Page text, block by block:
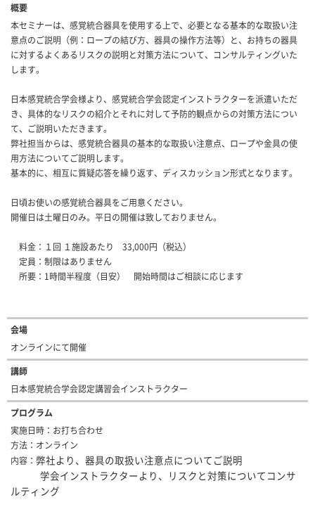
概要
本セミナーは、感覚統合器具を使用する上で、必要となる基本的な取扱い注
意点のご説明（例：ロープの結び方、器具の操作方法等）と、お持ちの器具
に対するよくあるリスクの説明と対策方法について、コンサルティングいた
します。
日本感覚統合学会様より、感覚統合学会認定インストラクターを派遣いただ
き、具体的なリスクの紹介とそれに対して予防的観点からの対策方法につい
て、ご説明いただきます。
弊社担当からは、感覚統合器具の基本的な取扱い注意点、ロープや金具の使
用方法についてご説明します。
基本的に、相互に質疑応答を繰り返す、ディスカッション形式となります。
日頃お使いの感覚統合器具をご用意ください。
開催日は土曜日のみ。平日の開催は致しておりません。
料金：１回 １施設あたり 33,000円（税込）
定員：制限はありません
所要：1時間半程度（目安） 開始時間はご相談に応じます
会場
オンラインにて開催
講師
日本感覚統合学会認定講習会インストラクター
プログラム
実施日時：お打ち合わせ
方法：オンライン
内容： 弊社より、器具の取扱い注意点についてご説明
学会インストラクターより、リスクと対策についてコンサ
ルティング